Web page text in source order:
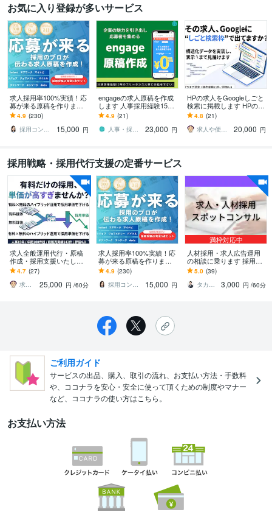
お気に入り登録が多いサービス
求人採用率100%実績！応
募が来る原稿を作ります
【採用歴9年×500社支援】
求人広告が変われば採用
が変わる!
4.9 (230)
採用コンサルタント山之口｜メッセージ歓迎
15,000 円
engageの求人原稿を作成
します 人事採用経験15
年！✨企業の想いや魅力を
言語化します！
4.9 (21)
人事・採用代行JINJI8（ジンジヤ）
23,000 円
HPの求人をGoogleしごと
検索に掲載します HPの採
用ページをGoogleしごと
検索へ掲載をしません
か？
4.8 (21)
求人や便利ツールシステム改善のサポート
20,000 円
採用戦略・採用代行支援の定番サービス
求人全般運用代行・原稿
作成・採用支援いたしま
す 人事経験15年！indeeな
ど無料求人媒体年間依頼1
00件超
4.7 (27)
求人や便利ツールシステム改善のサポート
25,000 円 /60分
求人採用率100%実績！応
募が来る原稿を作ります
【採用歴9年×500社支援】
求人広告が変われば採用
が変わる!
4.9 (230)
採用コンサルタント山之口｜メッセージ歓迎
15,000 円
満枠対応中
人材採用・求人広告運用
の相談に乗ります 採用マ
ーケティングのプロが課
題と打ち手を提案
5.0 (39)
タカハシ ヨウスケ
3,000 円 /60分
ご利用ガイド
サービスの出品、購入、取引の流れ、お支払い方法・手数料
や、ココナラを安心・安全に使って頂くための制度やマナー
など、ココナラの使い方はこちら。
お支払い方法